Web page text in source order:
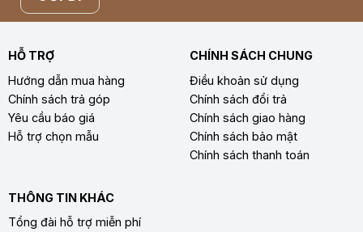
HỖ TRỢ
Hướng dẫn mua hàng
Chính sách trả góp
Yêu cầu báo giá
Hỗ trợ chọn mẫu
CHÍNH SÁCH CHUNG
Điều khoản sử dụng
Chính sách đổi trả
Chính sách giao hàng
Chính sách bảo mật
Chính sách thanh toán
THÔNG TIN KHÁC
Tổng đài hỗ trợ miễn phí